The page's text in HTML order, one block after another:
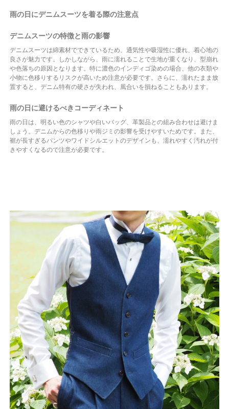
雨の日にデニムスーツを着る際の注意点
デニムスーツの特徴と雨の影響
デニムスーツは綿素材でできているため、通気性や吸湿性に優れ、着心地の
良さが魅力です。しかしながら、雨に濡れることで生地が重くなり、型崩れ
や色落ちの原因となります。特に濃色のインディゴ染めの場合、他の衣類や
小物に色移りするリスクが高いため注意が必要です。さらに、濡れたまま放
置すると、デニム特有の硬さが失われ、風合いを損ねることもあります。
雨の日に避けるべきコーディネート
雨の日は、明るい色のシャツや白いバッグ、革製品との組み合わせは避けま
しょう。デニムからの色移りや雨ジミの影響を受けやすいためです。また、
裾が長すぎるパンツやワイドシルエットのデザインも、濡れやすく汚れが付
きやすくなるので注意が必要です。